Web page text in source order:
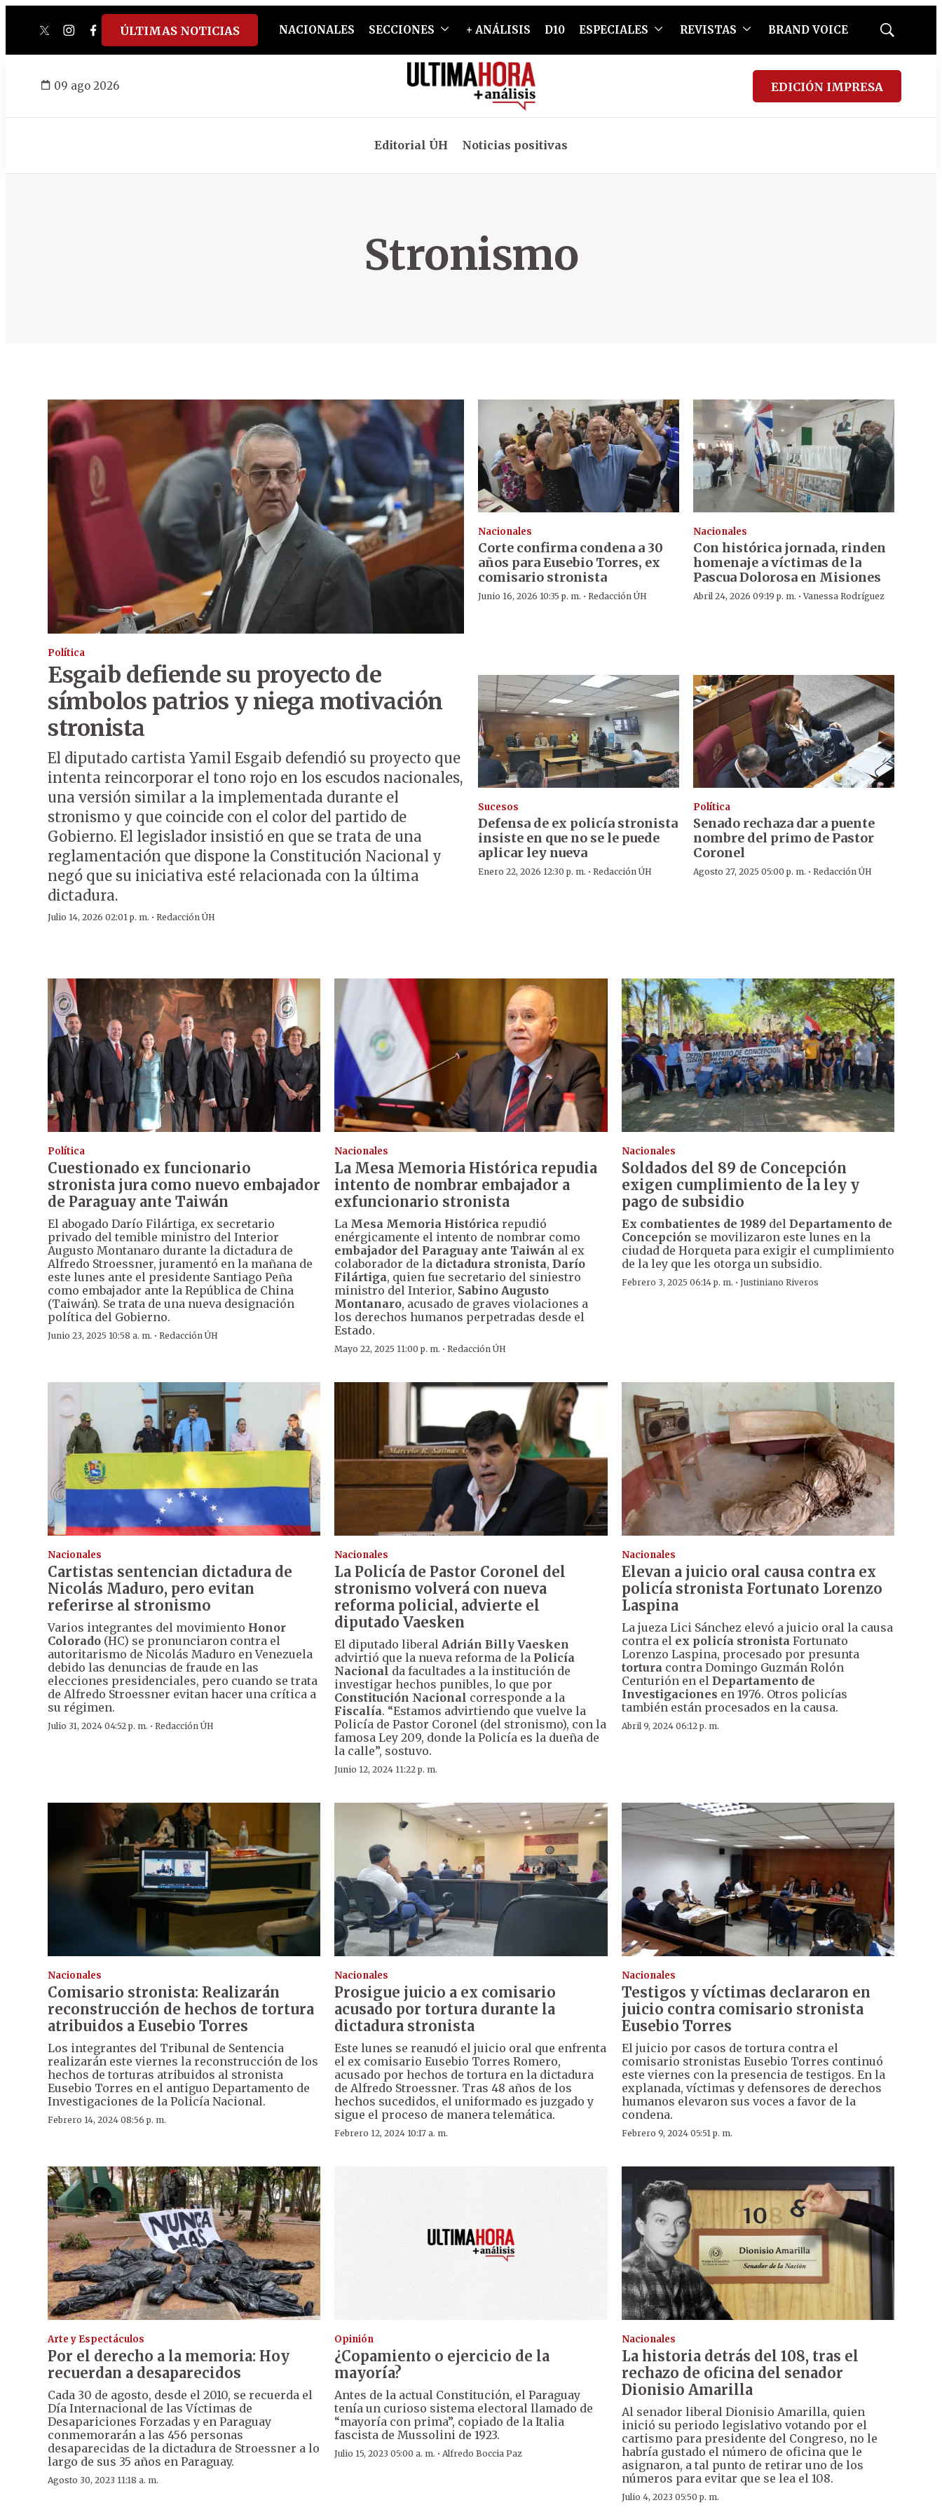
twitterinstagram
facebook
tiktokyoutube
spotify
ÚLTIMAS NOTICIAS NACIONALES SECCIONES + ANÁLISIS D10 ESPECIALES REVISTAS BRAND VOICE
Mostrar
09 ago 2026 EDICIÓN IMPRESA
Editorial ÚH Noticias positivas
Stronismo
Política
Esgaib defiende su proyecto de
símbolos patrios y niega motivación
stronista
El diputado cartista Yamil Esgaib defendió su proyecto que
intenta reincorporar el tono rojo en los escudos nacionales,
una versión similar a la implementada durante el
stronismo y que coincide con el color del partido de
Gobierno. El legislador insistió en que se trata de una
reglamentación que dispone la Constitución Nacional y
negó que su iniciativa esté relacionada con la última
dictadura.
Julio 14, 2026 02:01 p. m. · Redacción ÚH
Nacionales
Corte confirma condena a 30
años para Eusebio Torres, ex
comisario stronista
Junio 16, 2026 10:35 p. m. · Redacción ÚH
Nacionales
Con histórica jornada, rinden
homenaje a víctimas de la
Pascua Dolorosa en Misiones
Abril 24, 2026 09:19 p. m. ·Vanessa Rodríguez
Sucesos
Defensa de ex policía stronista
insiste en que no se le puede
aplicar ley nueva
Enero 22, 2026 12:30 p. m. · Redacción ÚH
Política
Senado rechaza dar a puente
nombre del primo de Pastor
Coronel
Agosto 27, 2025 05:00 p. m. · Redacción ÚH
Política
Cuestionado ex funcionario
stronista jura como nuevo embajador
de Paraguay ante Taiwán
El abogado Darío Filártiga, ex secretario
privado del temible ministro del Interior
Augusto Montanaro durante la dictadura de
Alfredo Stroessner, juramentó en la mañana de
este lunes ante el presidente Santiago Peña
como embajador ante la República de China
(Taiwán). Se trata de una nueva designación
política del Gobierno.
Junio 23, 2025 10:58 a. m. · Redacción ÚH
Nacionales
La Mesa Memoria Histórica repudia
intento de nombrar embajador a
exfuncionario stronista
La Mesa Memoria Histórica repudió
enérgicamente el intento de nombrar como
embajador del Paraguay ante Taiwán al ex
colaborador de la dictadura stronista,Darío
Filártiga, quien fue secretario del siniestro
ministro del Interior, Sabino Augusto
Montanaro, acusado de graves violaciones a
los derechos humanos perpetradas desde el
Estado.
Mayo 22, 2025 11:00 p. m. ·Redacción ÚH
Nacionales
Soldados del 89 de Concepción
exigen cumplimiento de la ley y
pago de subsidio
Ex combatientes de 1989del Departamento de
Concepción se movilizaron este lunes en la
ciudad de Horqueta para exigir el cumplimiento
de la ley que les otorga un subsidio.
Febrero 3, 2025 06:14 p. m. · Justiniano Riveros
Nacionales
Cartistas sentencian dictadura de
Nicolás Maduro, pero evitan
referirse al stronismo
Varios integrantes del movimiento Honor
Colorado (HC) se pronunciaron contra el
autoritarismo de Nicolás Maduro en Venezuela
debido las denuncias de fraude en las
elecciones presidenciales, pero cuando se trata
de Alfredo Stroessner evitan hacer una crítica a
su régimen.
Julio 31, 2024 04:52 p. m. · Redacción ÚH
Nacionales
La Policía de Pastor Coronel del
stronismo volverá con nueva
reforma policial, advierte el
diputado Vaesken
El diputado liberal Adrián Billy Vaesken
advirtió que la nueva reforma de la Policía
Nacional da facultades a la institución de
investigar hechos punibles, lo que por
Constitución Nacional corresponde a la
Fiscalía. “Estamos advirtiendo que vuelve la
Policía de Pastor Coronel (del stronismo), con la
famosa Ley 209, donde la Policía es la dueña de
la calle”, sostuvo.
Junio 12, 2024 11:22 p. m.
Nacionales
Elevan a juicio oral causa contra ex
policía stronista Fortunato Lorenzo
Laspina
La jueza Lici Sánchez elevó a juicio oral la causa
contra el ex policía stronista Fortunato
Lorenzo Laspina, procesado por presunta
tortura contra Domingo Guzmán Rolón
Centurión en el Departamento de
Investigaciones en 1976. Otros policías
también están procesados en la causa.
Abril 9, 2024 06:12 p. m.
Nacionales
Comisario stronista: Realizarán
reconstrucción de hechos de tortura
atribuidos a Eusebio Torres
Los integrantes del Tribunal de Sentencia
realizarán este viernes la reconstrucción de los
hechos de torturas atribuidos al stronista
Eusebio Torres en el antiguo Departamento de
Investigaciones de la Policía Nacional.
Febrero 14, 2024 08:56 p. m.
Nacionales
Prosigue juicio a ex comisario
acusado por tortura durante la
dictadura stronista
Este lunes se reanudó el juicio oral que enfrenta
el ex comisario Eusebio Torres Romero,
acusado por hechos de tortura en la dictadura
de Alfredo Stroessner. Tras 48 años de los
hechos sucedidos, el uniformado es juzgado y
sigue el proceso de manera telemática.
Febrero 12, 2024 10:17 a. m.
Nacionales
Testigos y víctimas declararon en
juicio contra comisario stronista
Eusebio Torres
El juicio por casos de tortura contra el
comisario stronistas Eusebio Torres continuó
este viernes con la presencia de testigos. En la
explanada, víctimas y defensores de derechos
humanos elevaron sus voces a favor de la
condena.
Febrero 9, 2024 05:51 p. m.
Arte y Espectáculos
Por el derecho a la memoria: Hoy
recuerdan a desaparecidos
Cada 30 de agosto, desde el 2010, se recuerda el
Día Internacional de las Víctimas de
Desapariciones Forzadas y en Paraguay
conmemorarán a las 456 personas
desaparecidas de la dictadura de Stroessner a lo
largo de sus 35 años en Paraguay.
Agosto 30, 2023 11:18 a. m.
Opinión
¿Copamiento o ejercicio de la
mayoría?
Antes de la actual Constitución, el Paraguay
tenía un curioso sistema electoral llamado de
“mayoría con prima”, copiado de la Italia
fascista de Mussolini de 1923.
Julio 15, 2023 05:00 a. m. ·Alfredo Boccia Paz
Nacionales
La historia detrás del 108, tras el
rechazo de oficina del senador
Dionisio Amarilla
Al senador liberal Dionisio Amarilla, quien
inició su periodo legislativo votando por el
cartismo para presidente del Congreso, no le
habría gustado el número de oficina que le
asignaron, a tal punto de retirar uno de los
números para evitar que se lea el 108.
Julio 4, 2023 05:50 p. m.